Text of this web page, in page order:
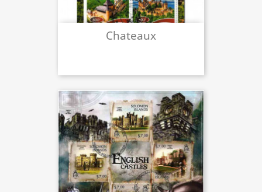
Chateaux